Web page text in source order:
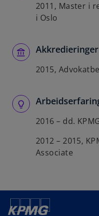
2011, Master i
i Oslo
Akkredieringer
2015,
2016 – dd.
2012 – 2015,
Associate